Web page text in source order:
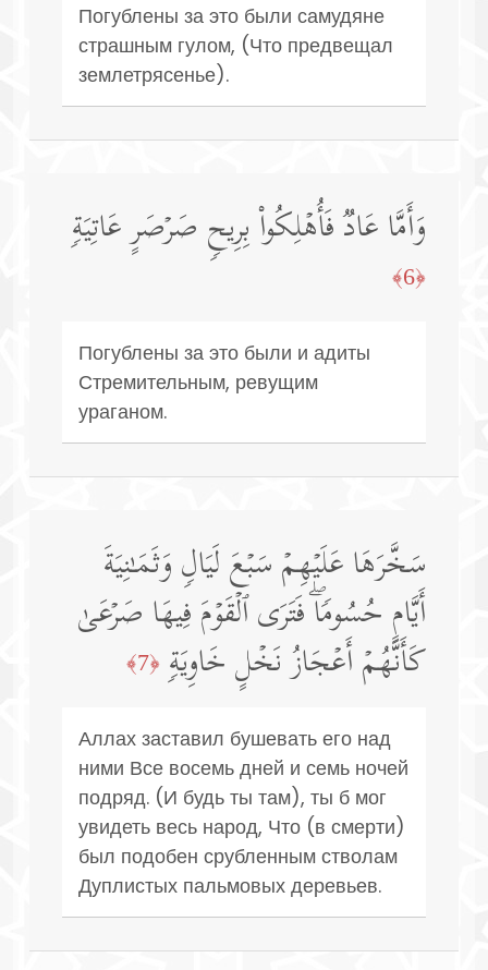
Погублены за это были самудяне
страшным гулом, (Что предвещал
землетрясенье).
وَأَمَّا عَادࣱ فَأُهۡلِكُوا۟ بِرِیحࣲ صَرۡصَرٍ عَاتِیَةࣲ
﴿6﴾
Погублены за это были и адиты
Стремительным, ревущим
ураганом.
سَخَّرَهَا عَلَیۡهِمۡ سَبۡعَ لَیَالࣲ وَثَمَـٰنِیَةَ
أَیَّامٍ حُسُومࣰاۖ فَتَرَى ٱلۡقَوۡمَ فِیهَا صَرۡعَىٰ
كَأَنَّهُمۡ أَعۡجَازُ نَخۡلٍ خَاوِیَةࣲ ﴿7﴾
Аллах заставил бушевать его над
ними Все восемь дней и семь ночей
подряд. (И будь ты там), ты б мог
увидеть весь народ, Что (в смерти)
был подобен срубленным стволам
Дуплистых пальмовых деревьев.